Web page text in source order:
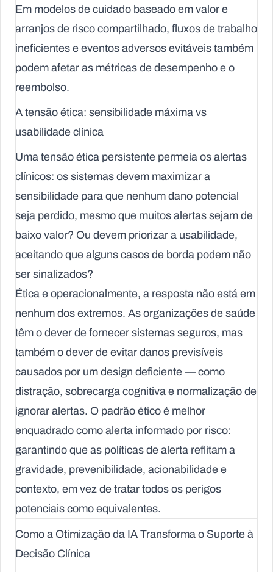
Em modelos de cuidado baseado em valor e
arranjos de risco compartilhado, fluxos de trabalho
ineficientes e eventos adversos evitáveis também
podem afetar as métricas de desempenho e o
reembolso.
A tensão ética: sensibilidade máxima vs
usabilidade clínica
Uma tensão ética persistente permeia os alertas
clínicos: os sistemas devem maximizar a
sensibilidade para que nenhum dano potencial
seja perdido, mesmo que muitos alertas sejam de
baixo valor? Ou devem priorizar a usabilidade,
aceitando que alguns casos de borda podem não
ser sinalizados?
Ética e operacionalmente, a resposta não está em
nenhum dos extremos. As organizações de saúde
têm o dever de fornecer sistemas seguros, mas
também o dever de evitar danos previsíveis
causados por um design deficiente — como
distração, sobrecarga cognitiva e normalização de
ignorar alertas. O padrão ético é melhor
enquadrado como alerta informado por risco:
garantindo que as políticas de alerta reflitam a
gravidade, prevenibilidade, acionabilidade e
contexto, em vez de tratar todos os perigos
potenciais como equivalentes.
Como a Otimização da IA Transforma o Suporte à
Decisão Clínica